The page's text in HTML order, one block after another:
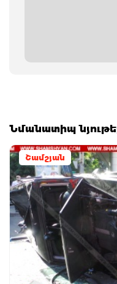
Նմանատիպ
Շամշյան